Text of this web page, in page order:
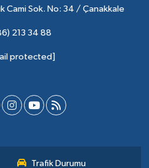
Cami Sok. No: 34 / Çanakkale
213 34 88
protected]
Trafik Durumu